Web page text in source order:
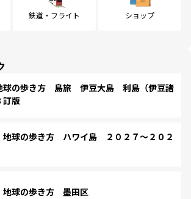
鉄道・フライト ショップ
の歩き方 島旅 伊豆大島 利島（伊豆諸
版
球の歩き方 ハワイ島 ２０２７～２０２
球の歩き方 墨田区